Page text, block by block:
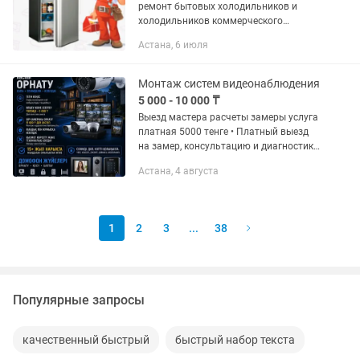
ремонт бытовых холодильников и
холодильников коммерческого
порадуют -Использую качественные
-Сотни...
Астана, 6 июля
Монтаж систем видеонаблюдения
5 000 - 10 000 ₸
Выезд мастера расчеты замеры услуга
платная 5000 тенге • Платный выезд
на замер, консультацию и диагностику
видеонаблюдения в Астане Более 10
Астана, 4 августа
1 2 3 ... 38
Популярные запросы
качественный быстрый быстрый набор текста